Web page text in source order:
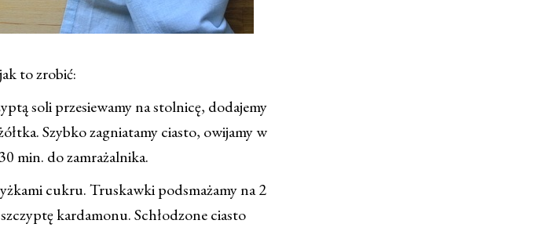
to zrobić:
soli przesiewamy na stolnicę, dodajemy
Szybko zagniatamy ciasto, owijamy w
min. do zamrażalnika.
cukru. Truskawki podsmażamy na 2
kardamonu. Schłodzone ciasto